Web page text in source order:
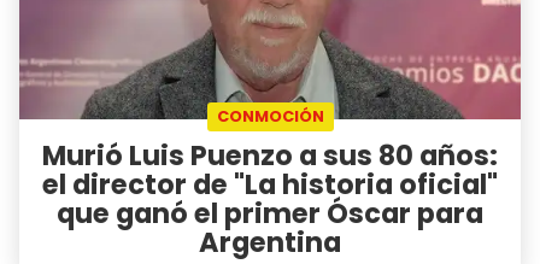
CONMOCIÓN
Murió Luis Puenzo a sus 80 años:
el director de "La historia oficial"
que ganó el primer Óscar para
Argentina